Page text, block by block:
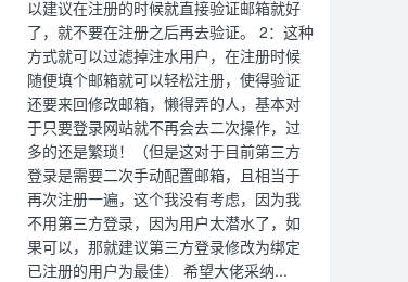
以建议在注册的时候就直接验证邮箱就好
了，就不要在注册之后再去验证。 2：这种
方式就可以过滤掉注水用户，在注册时候
随便填个邮箱就可以轻松注册，使得验证
还要来回修改邮箱，懒得弄的人，基本对
于只要登录网站就不再会去二次操作，过
多的还是繁琐！（但是这对于目前第三方
登录是需要二次手动配置邮箱，且相当于
再次注册一遍，这个我没有考虑，因为我
不用第三方登录，因为用户太潜水了，如
果可以，那就建议第三方登录修改为绑定
已注册的用户为最佳） 希望大佬采纳...